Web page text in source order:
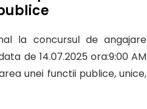
la concursul de angajare
de 14.07.2025 ora:9:00 AM
unei functii publice, unice,